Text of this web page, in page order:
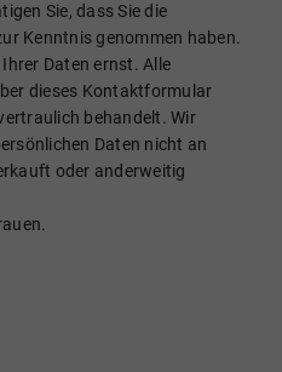
Sie, dass Sie die
Kenntnis genommen haben.
Daten ernst. Alle
dieses Kontaktformular
behandelt. Wir
Daten nicht an
oder anderweitig